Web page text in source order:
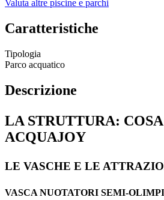
Valuta altre piscine e parchi
Caratteristiche
Tipologia
Parco acquatico
Descrizione
LA STRUTTURA:
ACQUAJOY
LE VASCHE E LE
VASCA NUOTATORI SEMI-